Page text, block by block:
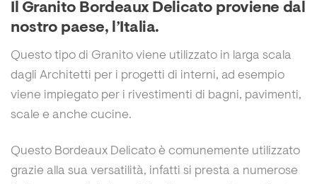
Il Granito Bordeaux Delicato proviene dal
nostro paese, l’Italia.
Questo tipo di Granito viene utilizzato in larga scala
dagli Architetti per i progetti di interni, ad esempio
viene impiegato per i rivestimenti di bagni, pavimenti,
scale e anche cucine.
Questo Bordeaux Delicato è comunemente utilizzato
grazie alla sua versatilità, infatti si presta a numerose